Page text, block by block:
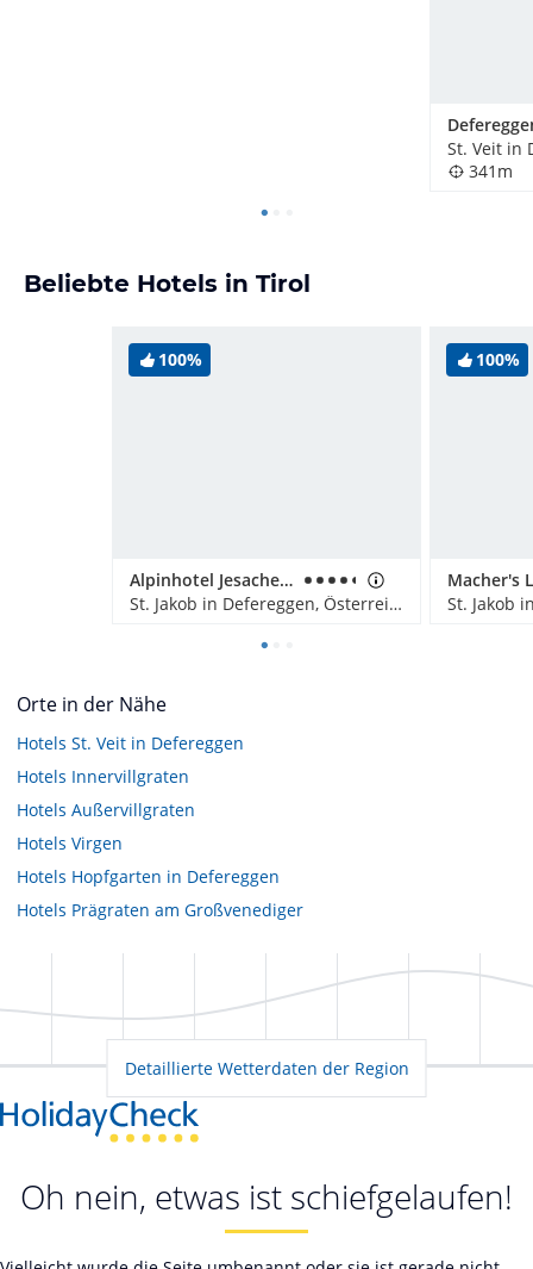
St. Veit in
341m
Beliebte Hotels in Tirol
100%
Alpinhotel Jesacherhof
St. Jakob in Defereggen, Österreich
100%
Macher's
Orte in der Nähe
Hotels St. Veit in Defereggen
Hotels Innervillgraten
Hotels Außervillgraten
Hotels Virgen
Hotels Hopfgarten in Defereggen
Hotels Prägraten am Großvenediger
Detaillierte Wetterdaten der Region
Oh nein, etwas ist schiefgelaufen!